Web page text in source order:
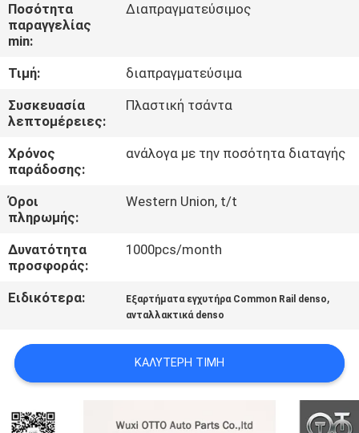
ΈΛΕΓΧΟΣ
ΠΟΙΌΤΗΤΑΣ
ΕΠΙΚΟΙΝΩΝΉΣΤΕ
ΜΑΖΊ
ΜΑΣ
ΕΙΔΉΣΕΙΣ
ΥΠΟΘΈΣΕΙΣ
PRIVACY
Ποσότητα
παραγγελίας
min:
Διαπραγματεύσιμος
Τιμή:
διαπραγματεύσιμα
Συσκευασία
λεπτομέρειες:
Πλαστική τσάντα
Χρόνος
παράδοσης:
ανάλογα με την ποσότητα διαταγής
Όροι
πληρωμής:
Western Union, t/t
Δυνατότητα
προσφοράς:
1000pcs/month
Ειδικότερα: Εξαρτήματα εγχυτήρα Common Rail denso,
ανταλλακτικά denso
ΚΑΛΎΤΕΡΗ ΤΙΜΉ